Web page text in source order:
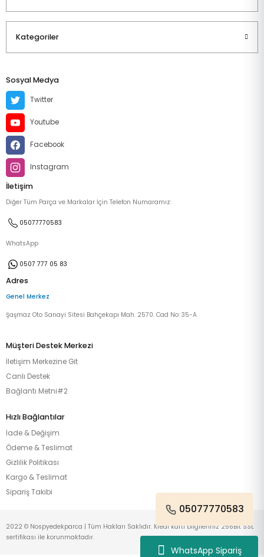
WhatsApp Sipariş
Kategoriler
Sosyal Medya
Twitter
Youtube
Facebook
Instagram
İletişim
Diğer Tüm Parça ve Markalar İçin Telefon Numaramız:
05077770583
WhatsApp
0507 777 05 83
Adres
Genel Merkez
Şaşmaz Oto Sanayi Sitesi Bahçekapı Mah. 2570. Cad No: 35-A
Müşteri Destek Merkezi
İletişim Merkezine Git
Canlı Destek
Bağlantı Metni#2
Hızlı Bağlantılar
İade & Değişim
Ödeme & Teslimat
Gizlilik Politikası
Kargo & Teslimat
Sipariş Takibi
05077770583
2022 © Nospyedekparca | Tüm Hakları Saklıdır. Kredi kartı bilgileriniz 256Bit SSL
sertifikası ile korunmaktadır.